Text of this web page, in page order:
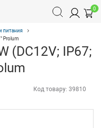
0
питания
Prolum
(DC12V; IP67;
Код товару: 39810